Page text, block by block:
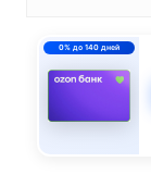
0% до 140 дней